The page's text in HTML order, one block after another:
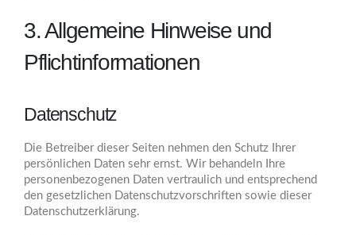
3. Allgemeine Hinweise und
Pflicht­informationen
Datenschutz
Die Betreiber dieser Seiten nehmen den Schutz Ihrer
persönlichen Daten sehr ernst. Wir behandeln Ihre
personenbezogenen Daten vertraulich und entsprechend
den gesetzlichen Datenschutzvorschriften sowie dieser
Datenschutzerklärung.